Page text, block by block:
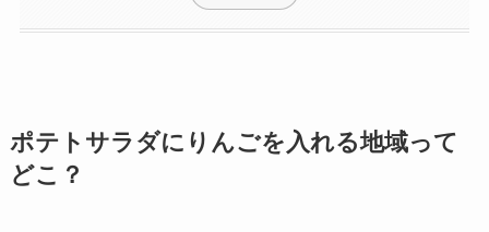
ポテトサラダにりんごを入れる地域って
どこ？